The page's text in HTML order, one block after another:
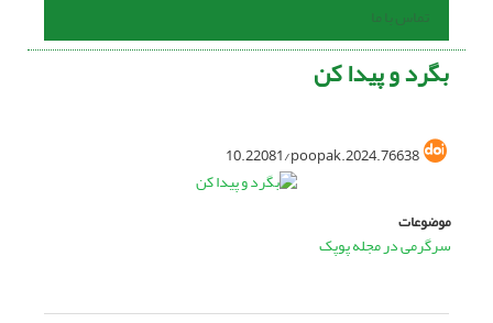
تماس با ما
بگرد و پیدا کن
10.22081/poopak.2024.76638
موضوعات
سرگرمی در مجله پوپک